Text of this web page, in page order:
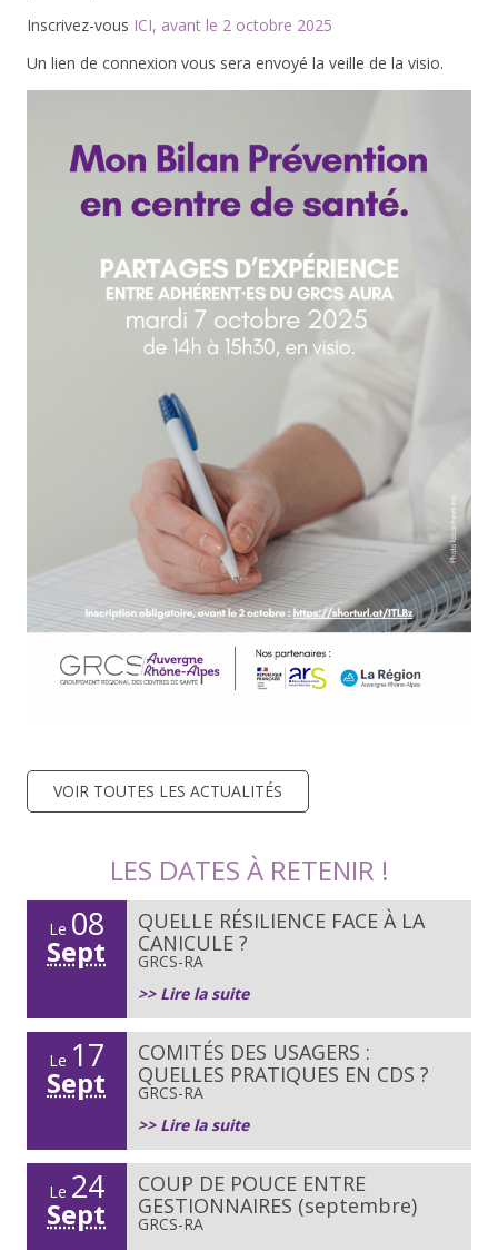
Inscrivez-vous ICI, avant le 2 octobre 2025
Un lien de connexion vous sera envoyé la veille de la visio.
VOIR TOUTES LES ACTUALITÉS
LES DATES À RETENIR !
Le 08
Sept
QUELLE RÉSILIENCE FACE À LA
CANICULE ?
GRCS-RA
>> Lire la suite
Le 17
Sept
COMITÉS DES USAGERS :
QUELLES PRATIQUES EN CDS ?
GRCS-RA
>> Lire la suite
Le 24
Sept
COUP DE POUCE ENTRE
GESTIONNAIRES (septembre)
GRCS-RA